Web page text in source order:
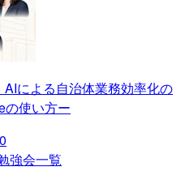
AIによる自治体業務効率化の
使い方ー
強会一覧